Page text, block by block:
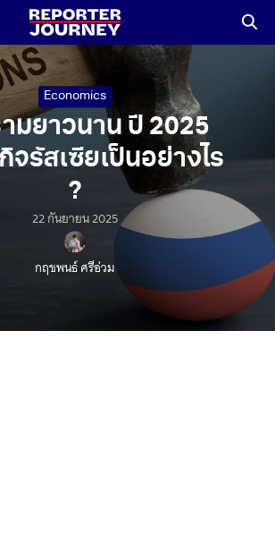
Economics
มยาวนาน ปี 2025
จรัสเซียเป็นอย่างไร
?
22 กันยายน 2025
กฤชพนธ์ ศรีอ่วม